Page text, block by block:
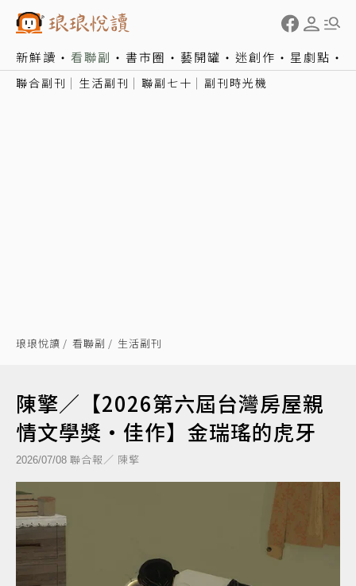
新鮮讀 看聯副 書市圈 藝開罐 迷創作 星劇點
聯合副刊 生活副刊 聯副七十 副刊時光機
琅琅悅讀 看聯副 生活副刊
陳擎／【2026第六屆台灣房屋親
情文學獎‧佳作】金瑞瑤的虎牙
2026/07/08 聯合報／ 陳擎